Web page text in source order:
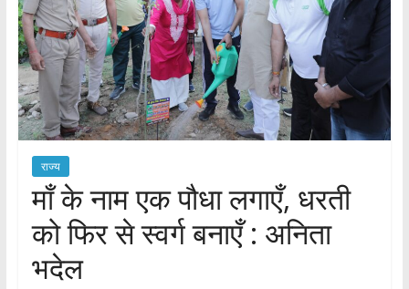
राज्य
माँ के नाम एक पौधा लगाएँ, धरती
को फिर से स्वर्ग बनाएँ : अनिता
भदेल